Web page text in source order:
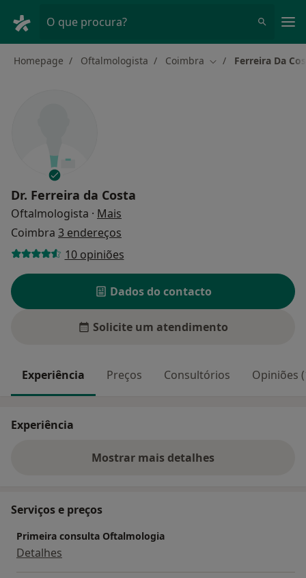
O que procura?
Homepage Oftalmologista Coimbra Mudar de cidade
Ferreira Da
Dr. Ferreira da Costa
Oftalmologista · Mais
Coimbra 3 endereços
10 opiniões
Dados do contacto
Solicite um atendimento
Experiência Preços Consultórios Opiniões
Experiência
Mostrar mais detalhes
sobre a experiência
Serviços e preços
Primeira consulta Oftalmologia
Detalhes